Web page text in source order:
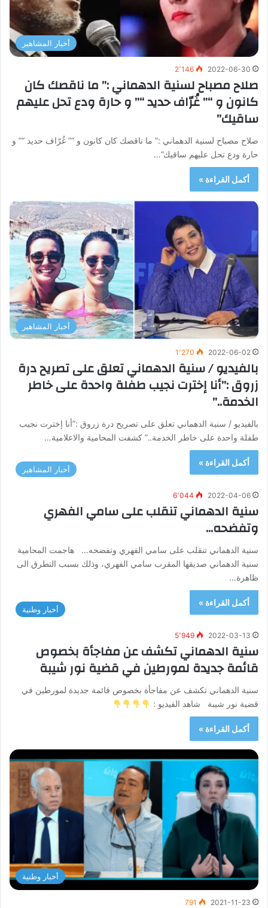
أخبار المشاهير
2022-06-30 2٬146
صلاح مصباح لسنية الدهماني :” ما ناقصك كان
كانون و “” غُرّاف حديد “” و حارة ودع تحل عليهم
ساقيك”
صلاح مصباح لسنية الدهماني :” ما ناقصك كان كانون و “” غُرّاف حديد “” و
حارة ودع تحل عليهم ساقيك”…
أكمل القراءة »
أخبار المشاهير
2022-06-02 1٬270
بالفيديو / سنية الدهماني تعلق على تصريح درة
زروق :”أنا إخترت نجيب طفلة واحدة على خاطر
الخدمة..”
بالفيديو / سنية الدهماني تعلق على تصريح درة زروق :”أنا إخترت نجيب
طفلة واحدة على خاطر الخدمة..” كشفت المحامية والاعلامية…
أكمل القراءة »
أخبار المشاهير
2022-04-06 6٬044
سنية الدهماني تنقلب على سامي الفهري
وتفضحه…
سنية الدهماني تنقلب على سامي الفهري وتفضحه… هاجمت المحامية
سنية الدهماني صديقها المقرب سامي الفهري، وذلك بسبب التطرق الى
ظاهرة…
أكمل القراءة »
أخبار وطنية
2022-03-13 5٬949
سنية الدهماني تكشف عن مفاجأة بخصوص
قائمة جديدة لمورطين في قضية نور شيبة
سنية الدهماني تكشف عن مفاجأة بخصوص قائمة جديدة لمورطين في
قضية نور شيبة شاهد الفيديو :
أكمل القراءة »
أخبار وطنية
2021-11-23
791